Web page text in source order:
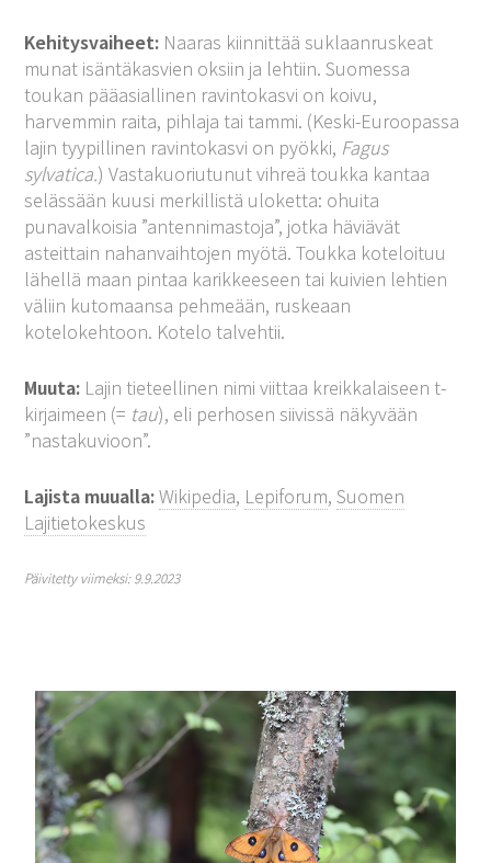
Kehitysvaiheet: Naaras kiinnittää suklaanruskeat
munat isäntäkasvien oksiin ja lehtiin. Suomessa
toukan pääasiallinen ravintokasvi on koivu,
harvemmin raita, pihlaja tai tammi. (Keski-Euroopassa
lajin tyypillinen ravintokasvi on pyökki, Fagus
sylvatica.) Vastakuoriutunut vihreä toukka kantaa
selässään kuusi merkillistä uloketta: ohuita
punavalkoisia ”antennimastoja”, jotka häviävät
asteittain nahanvaihtojen myötä. Toukka koteloituu
lähellä maan pintaa karikkeeseen tai kuivien lehtien
väliin kutomaansa pehmeään, ruskeaan
kotelokehtoon. Kotelo talvehtii.
Muuta: Lajin tieteellinen nimi viittaa kreikkalaiseen t-
kirjaimeen (= tau), eli perhosen siivissä näkyvään
”nastakuvioon”.
Lajista muualla:Wikipedia, Lepiforum,Suomen
Lajitietokeskus
Päivitetty viimeksi: 9.9.2023